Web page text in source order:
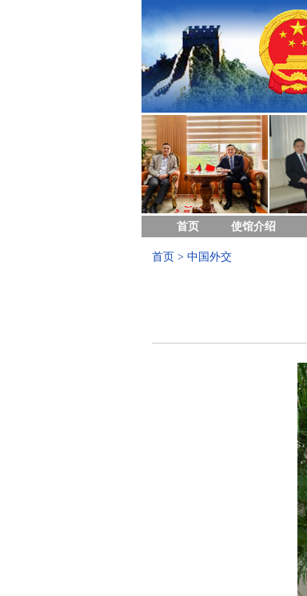
首页 使馆介绍
首页 > 中国外交